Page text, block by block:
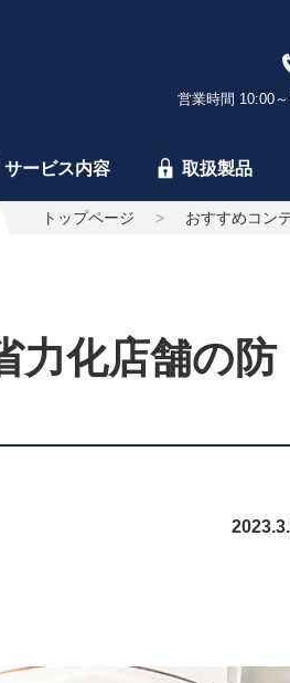
営業時間 10:00
サービス内容 取扱製品
トップページ おすすめコン
力化店舗の防